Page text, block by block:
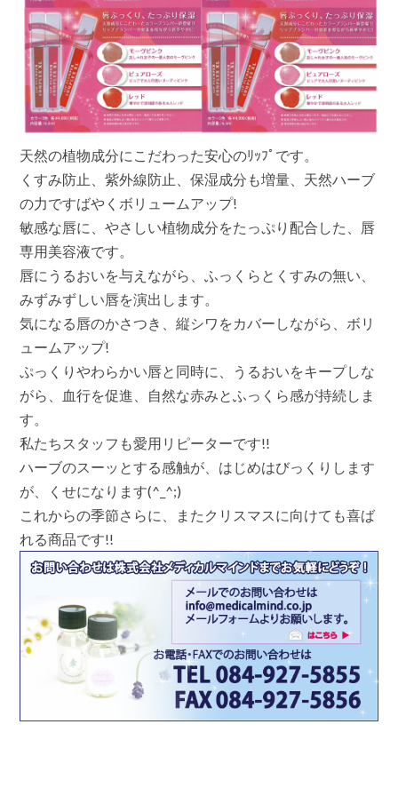
天然の植物成分にこだわった安心のﾘｯﾌﾟです。
くすみ防止、紫外線防止、保湿成分も増量、天然ハーブ
の力ですばやくボリュームアップ!
敏感な唇に、やさしい植物成分をたっぷり配合した、唇
専用美容液です。
唇にうるおいを与えながら、ふっくらとくすみの無い、
みずみずしい唇を演出します。
気になる唇のかさつき、縦シワをカバーしながら、ボリ
ュームアップ!
ぷっくりやわらかい唇と同時に、うるおいをキープしな
がら、血行を促進、自然な赤みとふっくら感が持続しま
す。
私たちスタッフも愛用リピーターです!!
ハーブのスーッとする感触が、はじめはびっくりします
が、くせになります(^_^;)
これからの季節さらに、またクリスマスに向けても喜ば
れる商品です!!